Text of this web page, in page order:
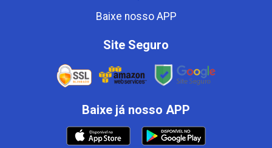
Baixe nosso APP
Site Seguro
Baixe já nosso APP